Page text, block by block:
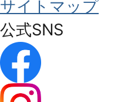
サイトマップ
公式SNS